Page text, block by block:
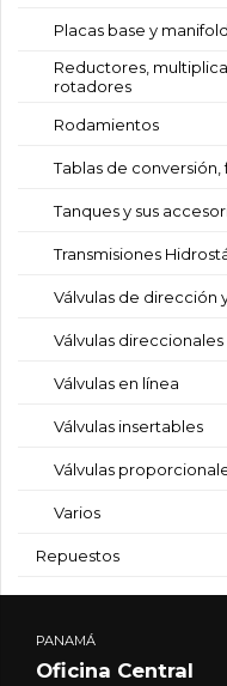
Placas base y
Reductores,
rotadores
Rodamientos
Tablas de conversión,
Tanques y sus
Transmisiones
Válvulas de dirección
Válvulas
Válvulas en línea
Válvulas insertables
Válvulas
Varios
Repuestos
PANAMÁ
Oficina Central